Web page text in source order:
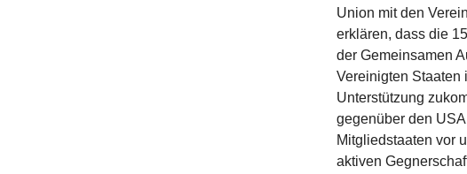
Union mit den
erklären, dass die
der Gemeinsamen
Vereinigten Staaten
Unterstützung
gegenüber den
Mitgliedstaaten vor
aktiven